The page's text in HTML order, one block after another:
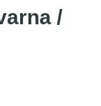
/